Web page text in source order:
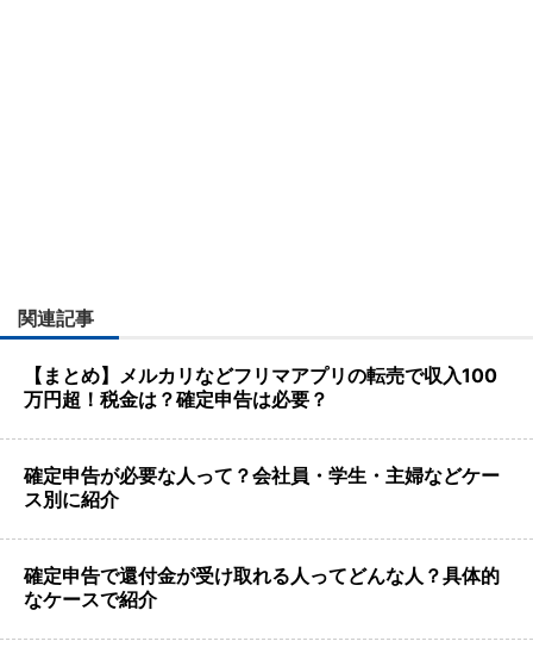
関連記事
【まとめ】メルカリなどフリマアプリの転売で収入100
万円超！税金は？確定申告は必要？
確定申告が必要な人って？会社員・学生・主婦などケー
ス別に紹介
確定申告で還付金が受け取れる人ってどんな人？具体的
なケースで紹介